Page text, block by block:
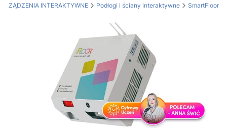
URZĄDZENIA INTERAKTYWNE Podłogi i ściany interaktywne SmartFloor